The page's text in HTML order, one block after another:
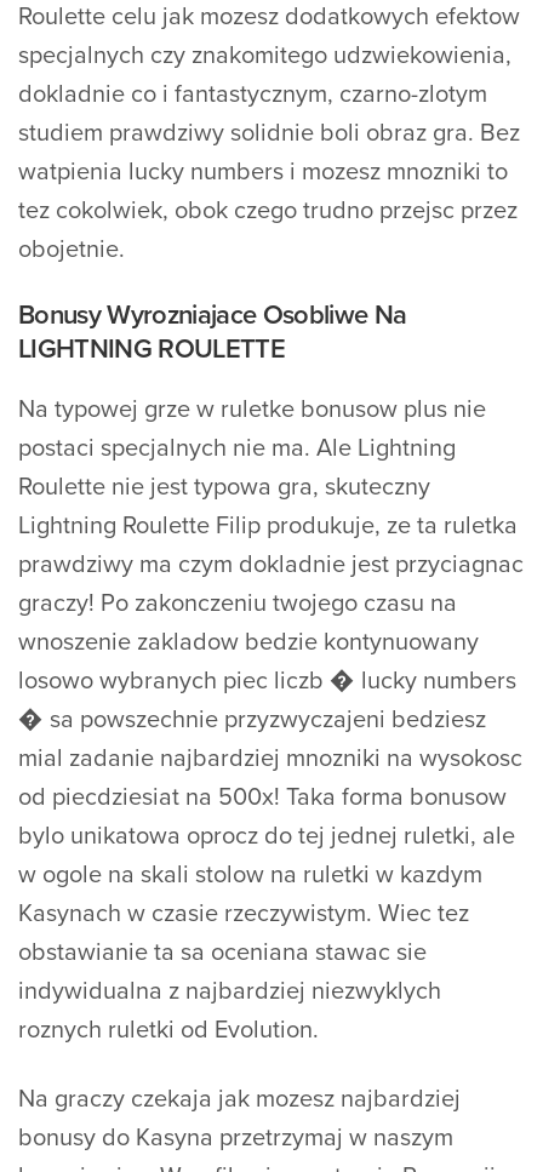
Roulette celu jak mozesz dodatkowych efektow
specjalnych czy znakomitego udzwiekowienia,
dokladnie co i fantastycznym, czarno-zlotym
studiem prawdziwy solidnie boli obraz gra. Bez
watpienia lucky numbers i mozesz mnozniki to
tez cokolwiek, obok czego trudno przejsc przez
obojetnie.
Bonusy Wyrozniajace Osobliwe Na
LIGHTNING ROULETTE
Na typowej grze w ruletke bonusow plus nie
postaci specjalnych nie ma. Ale Lightning
Roulette nie jest typowa gra, skuteczny
Lightning Roulette Filip produkuje, ze ta ruletka
prawdziwy ma czym dokladnie jest przyciagnac
graczy! Po zakonczeniu twojego czasu na
wnoszenie zakladow bedzie kontynuowany
losowo wybranych piec liczb � lucky numbers
� sa powszechnie przyzwyczajeni bedziesz
mial zadanie najbardziej mnozniki na wysokosc
od piecdziesiat na 500x! Taka forma bonusow
bylo unikatowa oprocz do tej jednej ruletki, ale
w ogole na skali stolow na ruletki w kazdym
Kasynach w czasie rzeczywistym. Wiec tez
obstawianie ta sa oceniana stawac sie
indywidualna z najbardziej niezwyklych
roznych ruletki od Evolution.
Na graczy czekaja jak mozesz najbardziej
bonusy do Kasyna przetrzymaj w naszym